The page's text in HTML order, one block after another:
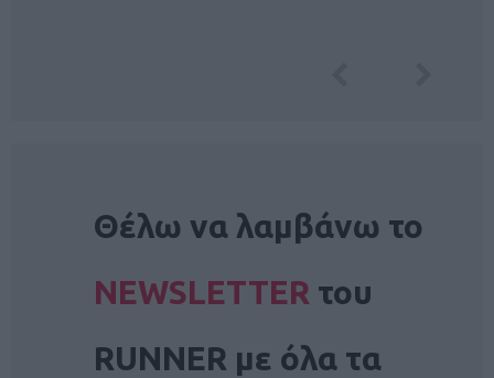
Θέλω να λαμβάνω το
NEWSLETTER του
RUNNER με όλα τα